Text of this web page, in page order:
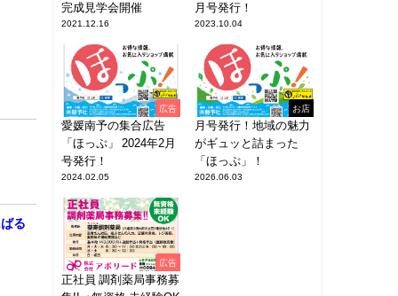
る
完成見学会開催
2021.12.16
月号発行！
2023.10.04
広告
愛媛南予の集合広告
「ほっぷ」 2024年2月
号発行！
2024.02.05
お店
月号発行！地域の魅力
がギュッと詰まった
「ほっぷ」！
2026.06.03
広告
正社員 調剤薬局事務募